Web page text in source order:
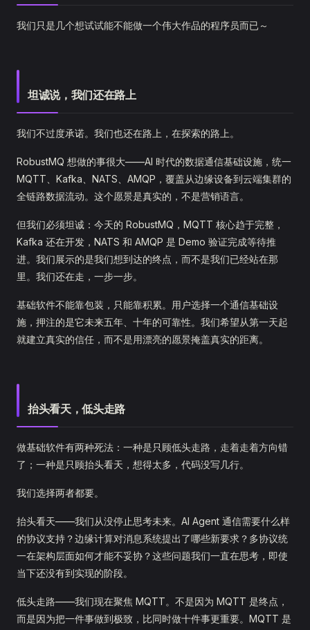
我们只是几个想试试能不能做一个伟大作品的程序员而已～
坦诚说，我们还在路上
我们不过度承诺。我们也还在路上，在探索的路上。
RobustMQ 想做的事很大——AI 时代的数据通信基础设施，统一
MQTT、Kafka、NATS、AMQP，覆盖从边缘设备到云端集群的
全链路数据流动。这个愿景是真实的，不是营销语言。
但我们必须坦诚：今天的 RobustMQ，MQTT 核心趋于完整，
Kafka 还在开发，NATS 和 AMQP 是 Demo 验证完成等待推
进。我们展示的是我们想到达的终点，而不是我们已经站在那
里。我们还在走，一步一步。
基础软件不能靠包装，只能靠积累。用户选择一个通信基础设
施，押注的是它未来五年、十年的可靠性。我们希望从第一天起
就建立真实的信任，而不是用漂亮的愿景掩盖真实的距离。
抬头看天，低头走路
做基础软件有两种死法：一种是只顾低头走路，走着走着方向错
了；一种是只顾抬头看天，想得太多，代码没写几行。
我们选择两者都要。
抬头看天——我们从没停止思考未来。AI Agent 通信需要什么样
的协议支持？边缘计算对消息系统提出了哪些新要求？多协议统
一在架构层面如何才能不妥协？这些问题我们一直在思考，即使
当下还没有到实现的阶段。
低头走路——我们现在聚焦 MQTT。不是因为 MQTT 是终点，
而是因为把一件事做到极致，比同时做十件事更重要。MQTT 是